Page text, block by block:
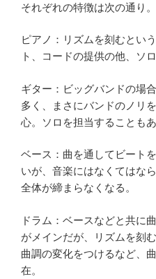
それぞれの特徴は次の通り。
ピアノ：リズムを刻むとい
ト、コードの提供の他、ソロ
ギター：ビッグバンドの場
多く、まさにバンドのノリ
心。ソロを担当することもあ
ベース：曲を通してビート
いが、音楽にはなくてはな
全体が締まらなくなる。
ドラム：ベースなどと共に
がメインだが、リズムを刻
曲調の変化をつけるなど、
在。